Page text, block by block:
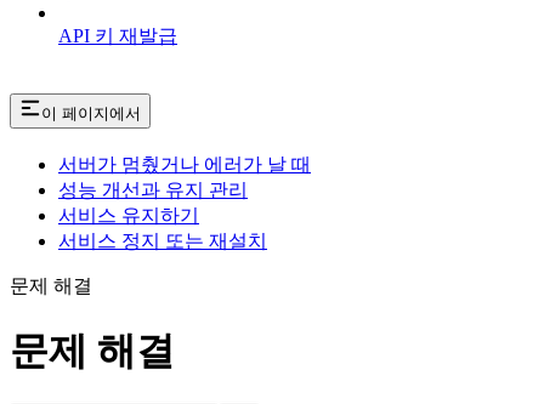
API 키 재발급
이 페이지에서
서버가 멈췄거나 에러가 날 때
성능 개선과 유지 관리
서비스 유지하기
서비스 정지 또는 재설치
문제 해결
문제 해결